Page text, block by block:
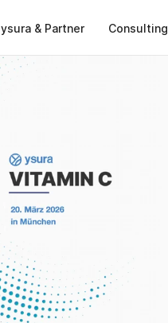
ysura & Partner Consulting